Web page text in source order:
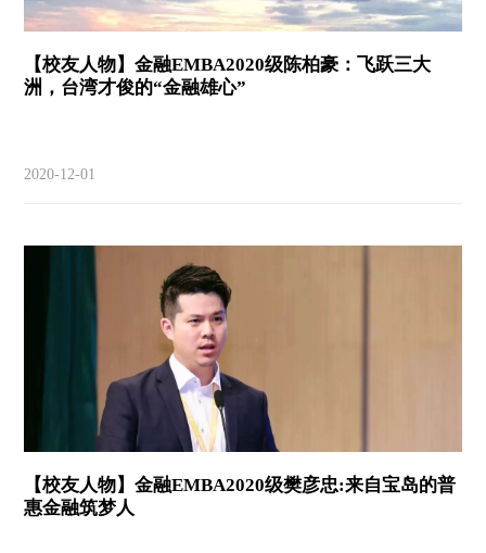
【校友人物】金融EMBA2020级陈柏豪：飞跃三大
洲，台湾才俊的“金融雄心”
2020-12-01
【校友人物】金融EMBA2020级樊彦忠:来自宝岛的普
惠金融筑梦人